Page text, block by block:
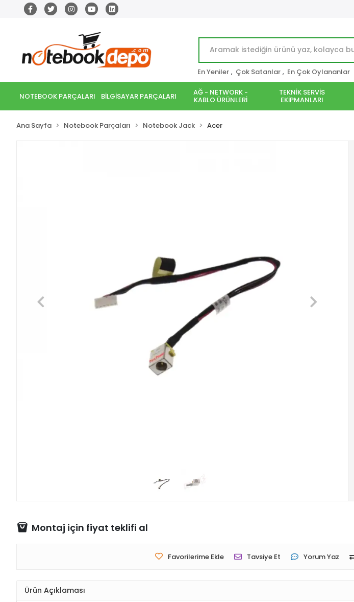
En Yeniler , Çok Satanlar , En Çok Oylananlar
NOTEBOOK PARÇALARI BİLGİSAYAR PARÇALARI AĞ - NETWORK -
KABLO ÜRÜNLERİ
TEKNİK SERVİS
EKİPMANLARI
Ana Sayfa Notebook Parçaları Notebook Jack Acer
Montaj için fiyat teklifi al
Favorilerime Ekle Tavsiye Et Yorum Yaz
Ürün Açıklaması